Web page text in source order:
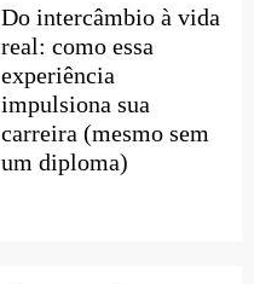
Do intercâmbio à vida
real: como essa
experiência
impulsiona sua
carreira (mesmo sem
um diploma)